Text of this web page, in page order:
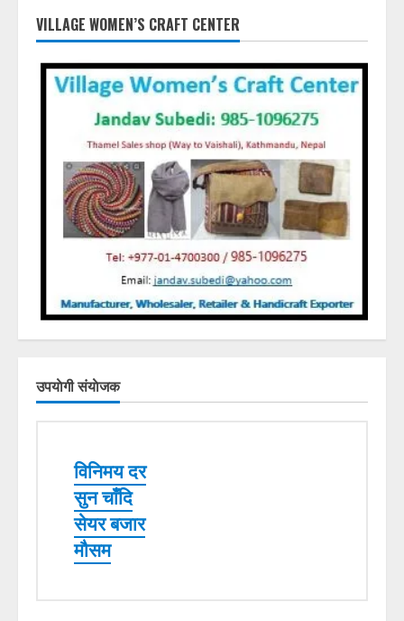
VILLAGE WOMEN’S CRAFT CENTER
उपयाेगी संयाेजक
विनिमय दर
सुन चाँदि
सेयर बजार
मौसम